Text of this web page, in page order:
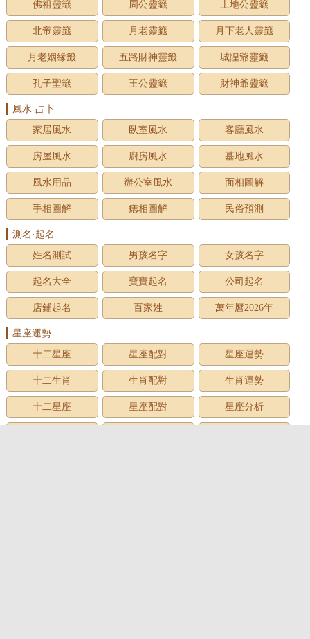
佛祖靈籤 周公靈籤 土地公靈籤
北帝靈籤 月老靈籤 月下老人靈籤
月老姻緣籤 五路財神靈籤 城隍爺靈籤
孔子聖籤 王公靈籤 財神爺靈籤
風水·占卜
家居風水
臥室風水 客廳風水
房屋風水 廚房風水 墓地風水
風水用品 辦公室風水 面相圖解
手相圖解 痣相圖解 民俗預測
測名·起名
姓名測試
男孩名字 女孩名字
起名大全 寶寶起名 公司起名
店鋪起名 百家姓 萬年曆2026年
星座運勢
十二星座
星座配對 星座運勢
十二生肖 生肖配對 生肖運勢
十二星座 星座配對 星座分析